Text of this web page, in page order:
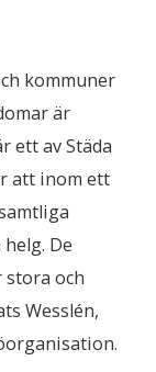
kommuner
är
ett av Städa
att inom ett
De
och
Wesslén,